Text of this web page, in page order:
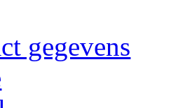
gegevens